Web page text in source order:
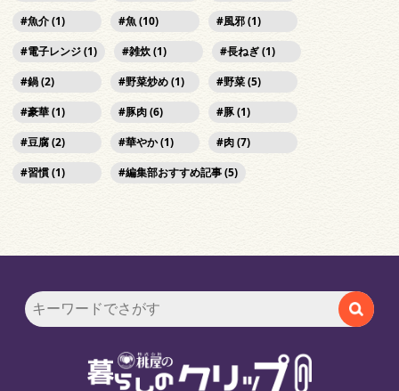
魚介 (1)
魚 (10)
風邪 (1)
電子レンジ (1)
雑炊 (1)
長ねぎ (1)
鍋 (2)
野菜炒め (1)
野菜 (5)
豪華 (1)
豚肉 (6)
豚 (1)
豆腐 (2)
華やか (1)
肉 (7)
習慣 (1)
編集部おすすめ記事 (5)